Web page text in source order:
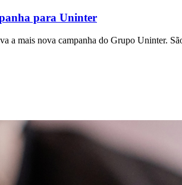
para Uninter
a mais nova campanha do Grupo Uninter.